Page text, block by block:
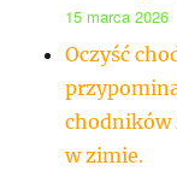
15 marca 2026
Oczyść
chodników
w zimie.